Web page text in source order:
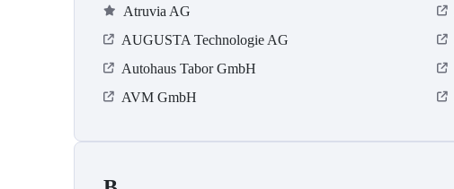
Atruvia AG
AUGUSTA Technologie AG
Autohaus Tabor GmbH
AVM GmbH